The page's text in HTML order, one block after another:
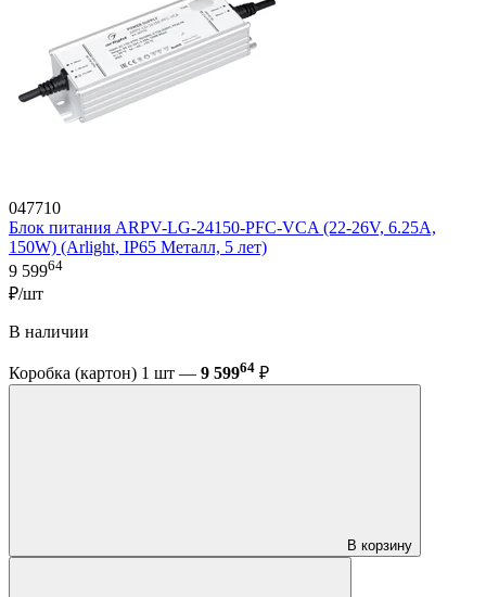
047710
Блок питания ARPV-LG-24150-PFC-VCA (22-26V, 6.25A,
150W) (Arlight, IP65 Металл, 5 лет)
9 59964
₽/шт
В наличии
Коробка (картон) 1 шт — 9 59964 ₽
В корзину